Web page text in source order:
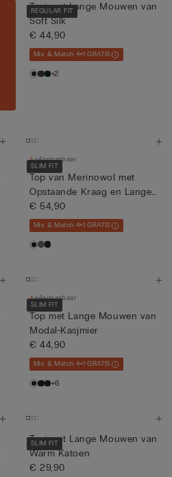
REGULAR FIT
Trui met Lange Mouwen van
Soft Silk
€ 44,90
Mix & Match 4+1 GRATIS
+2
SLIM FIT
Aanpasbaar
Top van Merinowol met
Opstaande Kraag en Lange
Mou...
€ 54,90
Mix & Match 4+1 GRATIS
SLIM FIT
Aanpasbaar
Top met Lange Mouwen van
Modal-Kasjmier
€ 44,90
Mix & Match 4+1 GRATIS
+6
SLIM FIT
Trui met Lange Mouwen van
Warm Katoen
€ 29,90